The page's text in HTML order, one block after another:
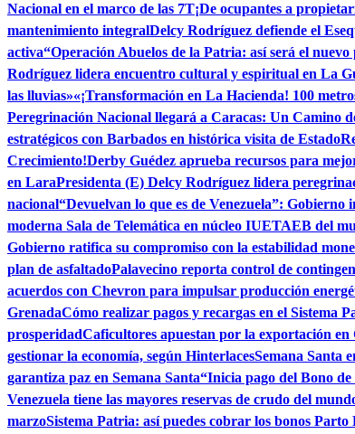
Nacional en el marco de las 7T¡De ocupantes a
mantenimiento integralDelcy Rodríguez defiende el
activa“Operación Abuelos de la Patria: así será el
Rodríguez lidera encuentro cultural y espiritual en La
las lluvias»«¡Transformación en La Hacienda! 100
Peregrinación Nacional llegará a Caracas: Un Camino
estratégicos con Barbados en histórica visita de Estado
Crecimiento!Derby Guédez aprueba recursos para
en LaraPresidenta (E) Delcy Rodríguez lidera
nacional“Devuelvan lo que es de Venezuela”:
moderna Sala de Telemática en núcleo IUETAEB del
Gobierno ratifica su compromiso con la estabilidad
plan de asfaltadoPalavecino reporta control de
acuerdos con Chevron para impulsar producción
GrenadaCómo realizar pagos y recargas en el Sistema
prosperidadCaficultores apuestan por la exportación en
gestionar la economía, según HinterlacesSemana Santa
garantiza paz en Semana Santa“Inicia pago del Bono
Venezuela tiene las mayores reservas de crudo del
marzoSistema Patria: así puedes cobrar los bonos